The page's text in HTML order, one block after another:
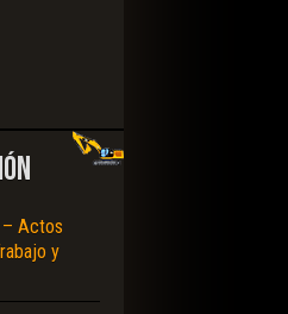
– Actos
y